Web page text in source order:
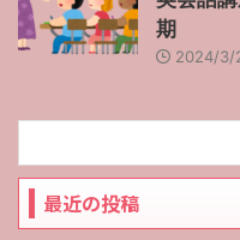
期
2024/3/
最近の投稿